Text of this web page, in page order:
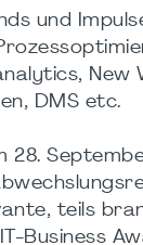
und
New
DMS etc.
28.
teils
Business